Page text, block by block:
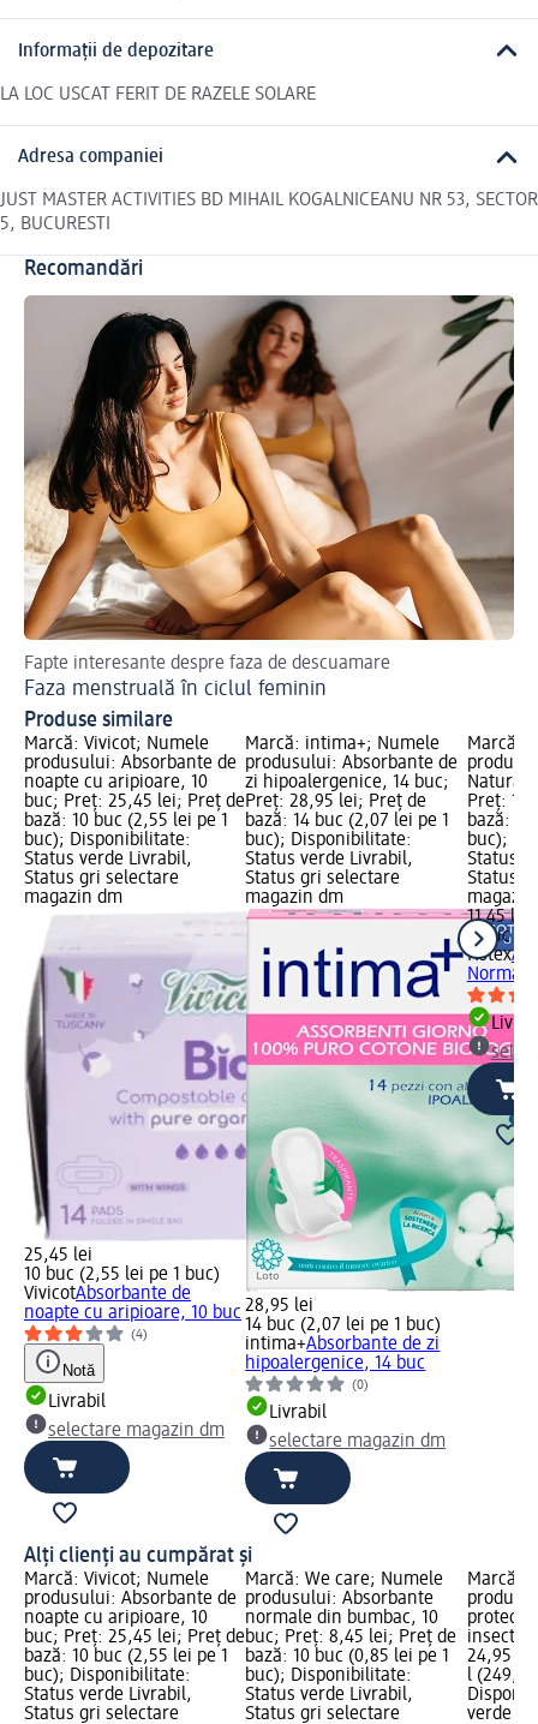
Informații de depozitare
LA LOC USCAT FERIT DE RAZELE SOLARE
Adresa companiei
JUST MASTER ACTIVITIES BD MIHAIL KOGALNICEANU NR 53, SECTOR
5, BUCURESTI
Recomandări
Fapte interesante despre faza de descuamare
Faza menstruală în ciclul feminin
Produse similare
Marcă: Vivicot; Numele
produsului: Absorbante de
noapte cu aripioare, 10
buc; Preț: 25,45 lei; Preț de
bază: 10 buc (2,55 lei pe 1
buc); Disponibilitate:
Status verde Livrabil,
Status gri selectare
magazin dm
25,45 lei
10 buc (2,55 lei pe 1 buc)
VivicotAbsorbante de
noapte cu aripioare, 10 buc
(4)
Notă
Livrabil
selectare magazin dm
Marcă: intima+; Numele
produsului: Absorbante de
zi hipoalergenice, 14 buc;
Preț: 28,95 lei; Preț de
bază: 14 buc (2,07 lei pe 1
buc); Disponibilitate:
Status verde Livrabil,
Status gri selectare
magazin dm
28,95 lei
14 buc (2,07 lei pe 1 buc)
intima+Absorbante de zi
hipoalergenice, 14 buc
(0)
Livrabil
selectare magazin dm
Marcă:
Natural
Preț:
bază: 8
buc);
Status
Status
11,45 lei
8 buc
Kotex
Normal,
Alți clienți au cumpărat și
Marcă: Vivicot; Numele
produsului: Absorbante de
noapte cu aripioare, 10
buc; Preț: 25,45 lei; Preț de
bază: 10 buc (2,55 lei pe 1
buc); Disponibilitate:
Status verde Livrabil,
Status gri selectare
Marcă: We care; Numele
produsului: Absorbante
normale din bumbac, 10
buc; Preț: 8,45 lei; Preț de
bază: 10 buc (0,85 lei pe 1
buc); Disponibilitate:
Status verde Livrabil,
Status gri selectare
Marcă:
24,95
l
verde